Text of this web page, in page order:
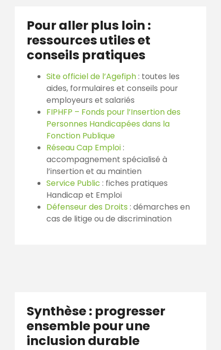
Pour aller plus loin :
ressources utiles et
conseils pratiques
Site officiel de l’Agefiph: toutes les
aides, formulaires et conseils pour
employeurs et salariés
FIPHFP – Fonds pour l’Insertion des
Personnes Handicapées dans la
Fonction Publique
Réseau Cap Emploi:
accompagnement spécialisé à
l’insertion et au maintien
Service Public : fiches pratiques
Handicap et Emploi
Défenseur des Droits : démarches en
cas de litige ou de discrimination
Synthèse : progresser
ensemble pour une
inclusion durable